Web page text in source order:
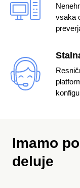
vsaka
Imamo
deluje